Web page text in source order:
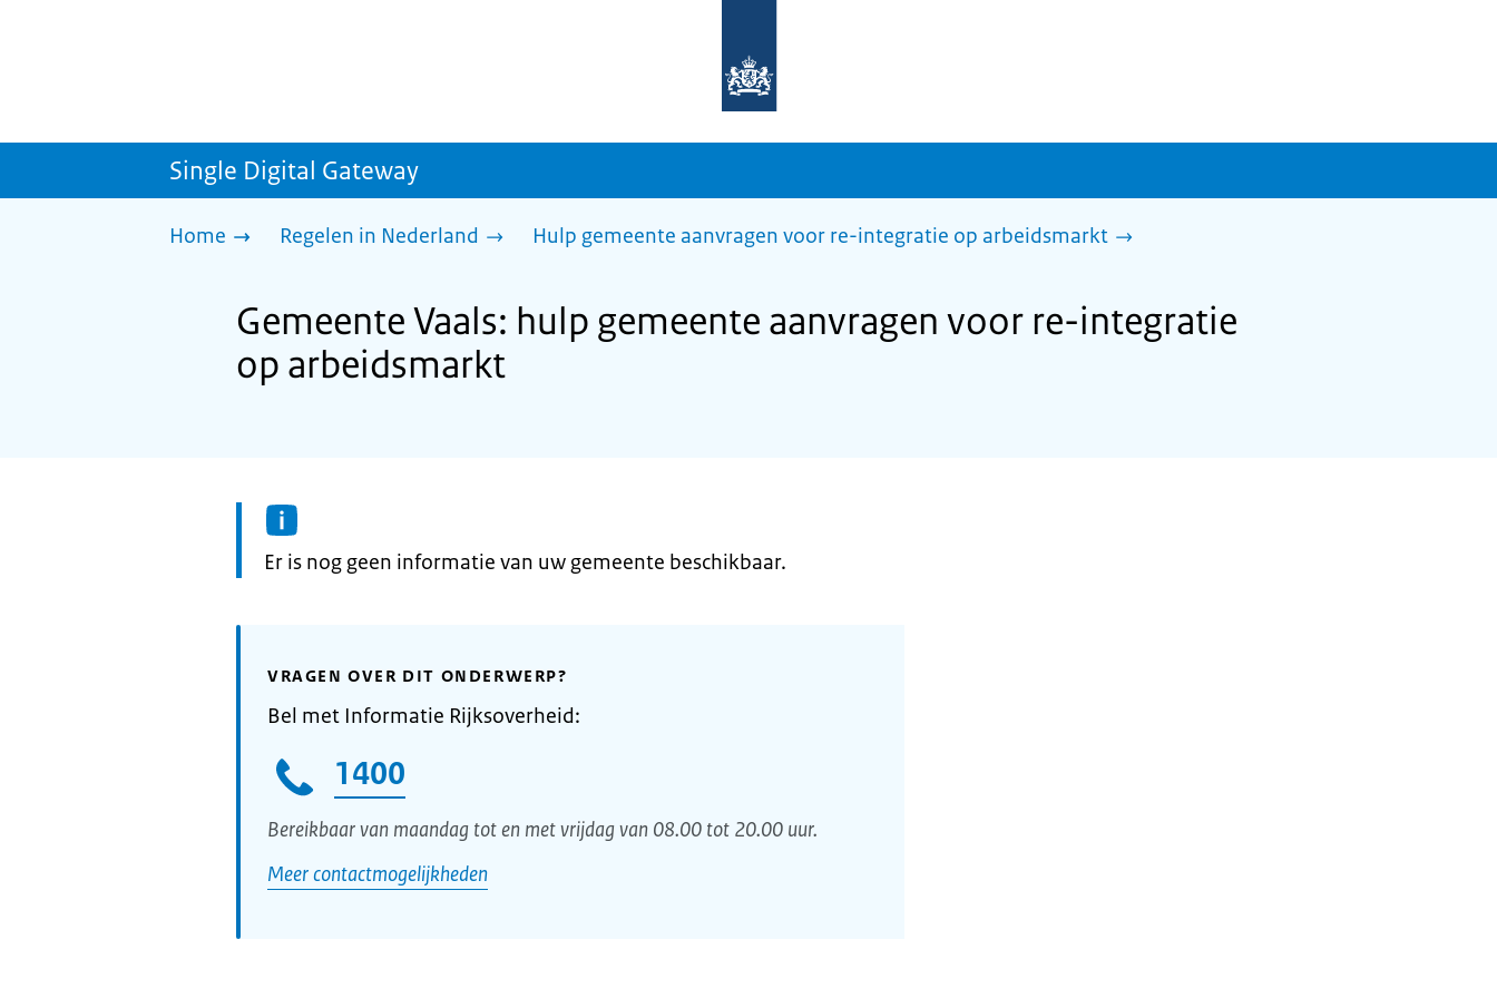
homepage
sdg.rijksoverheid.nl
Single Digital Gateway
Home Regelen in Nederland Hulp gemeente aanvragen voor re-integratie op arbeidsmarkt
Gemeente Vaals: hulp gemeente aanvragen voor re-integratie
op arbeidsmarkt
Informatie:
Er is nog geen informatie van uw gemeente beschikbaar.
VRAGEN OVER DIT ONDERWERP?
Bel met Informatie Rijksoverheid:
1400
Bereikbaar van maandag tot en met vrijdag van 08.00 tot 20.00 uur.
Meer contactmogelijkheden